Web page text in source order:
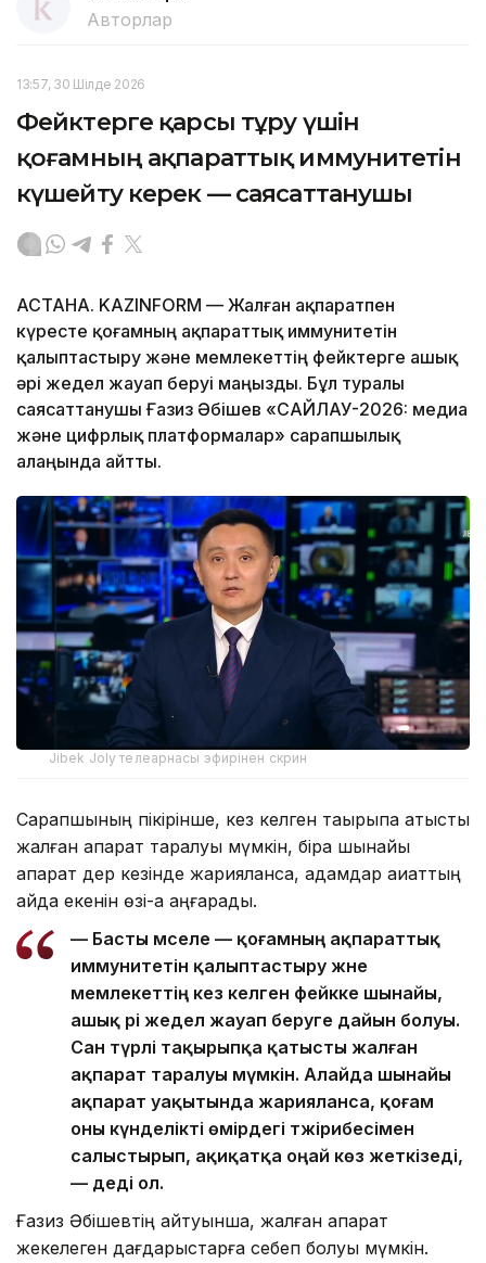
Авторлар
13:57, 30 Шілде 2026
Фейктерге қарсы тұру үшін
қоғамның ақпараттық иммунитетін
күшейту керек — саясаттанушы
АСТАНА. KAZINFORM — Жалған ақпаратпен
күресте қоғамның ақпараттық иммунитетін
қалыптастыру және мемлекеттің фейктерге ашық
әрі жедел жауап беруі маңызды. Бұл туралы
саясаттанушы Ғазиз Әбішев «САЙЛАУ-2026: медиа
және цифрлық платформалар» сарапшылық
алаңында айтты.
Jibek Joly телеарнасы эфирінен скрин
Сарапшының пікірінше, кез келген тақырыпқа қатысты
жалған ақпарат таралуы мүмкін, бірақ шынайы
ақпарат дер кезінде жарияланса, адамдар ақиқаттың
қайда екенін өзі-ақ аңғарады.
— Басты мәселе — қоғамның ақпараттық
иммунитетін қалыптастыру және
мемлекеттің кез келген фейкке шынайы,
ашық әрі жедел жауап беруге дайын болуы.
Сан түрлі тақырыпқа қатысты жалған
ақпарат таралуы мүмкін. Алайда шынайы
ақпарат уақытында жарияланса, қоғам
оны күнделікті өмірдегі тәжірибесімен
салыстырып, ақиқатқа оңай көз жеткізеді,
— деді ол.
Ғазиз Әбішевтің айтуынша, жалған ақпарат
жекелеген дағдарыстарға себеп болуы мүмкін.